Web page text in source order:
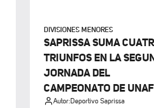
DIVISIONES MENORES
SAPRISSA SUMA
TRIUNFOS EN LA
JORNADA DEL
CAMPEONATO DE
Autor:Deportivo Saprissa